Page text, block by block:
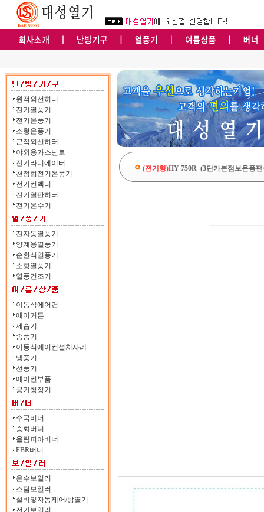
원적외선히터
전기열풍기
전기온풍기
소형온풍기
근적외선히터
야외용가스난로
전기라디에이터
천정형전기온풍기
전기컨벡터
전기열판히터
전기온수기
전자동열풍기
양계용열풍기
순환식열풍기
소형열풍기
열풍건조기
이동식에어컨
에어커튼
제습기
송풍기
이동식에어컨설치사례
냉풍기
선풍기
에어컨부품
공기청정기
수국버너
승화버너
올림피아버너
FBR버너
온수보일러
스팀보일러
설비및자동제어/방열기
전기보일러
(전기형)HY-750R (3단카본점보온풍